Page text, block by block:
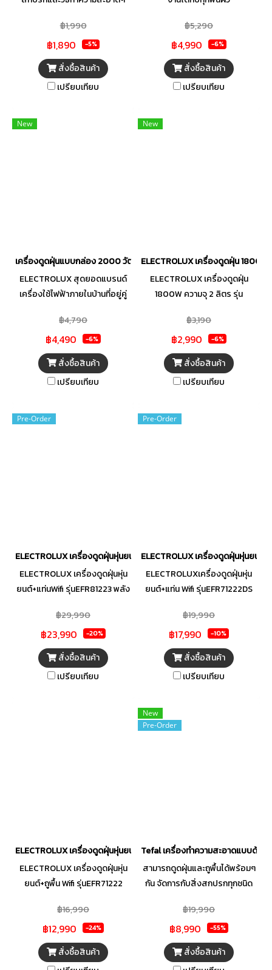
แรงดูดที่ต่อเนื่อง ที่สุดแห่ง
นวัตกรรมเพื่อบ้านสะอาดอย่าง
แท้จริง
฿1,990
฿1,890 -5%
สั่งซื้อสินค้า
เปรียบเทียบ
฿5,290
฿4,990 -6%
สั่งซื้อสินค้า
เปรียบเทียบ
New
เครื่องดูดฝุ่นแบบกล่อง 2000 วัตต์ 2 ลิตร รุ่น EFC52614
ELECTROLUX สุดยอดแบรนด์
เครื่องใช้ไฟฟ้าภายในบ้านที่อยู่คู่
รวบรวมเครื่องใช้ไฟฟ้ามากมายไม่
ว่าจะเป็น เตาแก๊ส เตาอบ
ไมโครเวฟ ตู้เย็น เครื่องล้างจาน
หรืออื่นๆอีกมากมายที่จะช่วยให้
ครัวของคุณสมบูรณ์แบบ บุญ
คุณโดยเฉพาะ
฿4,790
฿4,490 -6%
สั่งซื้อสินค้า
เปรียบเทียบ
New
ELECTROLUX เครื่องดูดฝุ่น 1800W
ELECTROLUX เครื่องดูดฝุ่น
1800W ความจุ 2 ลิตร รุ่น
วัตต์ ขนาด 2 ลิตร แผ่นกรองชั้นใน
Hygiene ช่วยดักจับอนุภาคขนาด
เล็กมาก ระบบกรองฝุ่น 5 ขั้นตอน
ช่วยดักจับฝุ่นผง เพื่อบรรยากาศ
ภายในบ้านที่แสนสะอาด มีระบบ
ทำงานหนัก ให้อายุการใช้งานที่
฿3,190
฿2,990 -6%
สั่งซื้อสินค้า
เปรียบเทียบ
Pre-Order
ELECTROLUX เครื่องดูดฝุ่นหุ่นยนต์+แท่นWifi รุ่น EFR81223
ELECTROLUX เครื่องดูดฝุ่นหุ่น
ยนต์+แท่นWifi รุ่นEFR81223 พลัง
ชาร์จ กำลังไฟ 650 วัตต์ ความจุ
ขนาด 4,800mAh สามารทำงาน
สูงสุด 208 นาที ม็อบถูพื้นแบบ
หมุน 180 rpm พร้อมแขนยืดขยาย
฿29,990
฿23,990 -20%
สั่งซื้อสินค้า
เปรียบเทียบ
Pre-Order
ELECTROLUX เครื่องดูดฝุ่นหุ่นยนต์+
ELECTROLUXเครื่องดูดฝุ่นหุ่น
ยนต์+แท่น Wifi รุ่นEFR71222DS
ฝุ่นละเอียดและฝุ่นผงขนาดใหญ่?
ทำความสะอาดพื้น ได้หมดจดด้วย
หัวม็อบติดตั้งในตัวเครื่อง Lidar
แผนที่ทำความสะอาด ครอบคลุม
ทั่วถึงทุกซอกมุม รองรับ Wi-Fi 2.4
฿19,990
฿17,990 -10%
สั่งซื้อสินค้า
เปรียบเทียบ
ELECTROLUX เครื่องดูดฝุ่นหุ่นยนต์+ถูพื้น Wifi รุ่น EFR71222
ELECTROLUX เครื่องดูดฝุ่นหุ่น
ยนต์+ถูพื้น Wifi รุ่นEFR71222
ฝุ่นละเอียดและฝุ่นผงขนาดใหญ่
ทำความสะอาดพื้น ได้หมดจดด้วย
หัวม็อบติดตั้งในตัวเครื่อง Lidar
แผนที่ทำความสะอาด ครอบคลุม
฿16,990
฿12,990 -24%
สั่งซื้อสินค้า
New
Pre-Order
Tefal เครื่องทำความสะอาดแบบด้าม
สามารถดูดฝุ่นและถูพื้นได้พร้อมๆ
กัน จัดการกับสิ่งสกปรกทุกชนิด
เวลาในการทำความสะอาด ดูดฝุ่น
และถูพื้นด้วยโหมด ECO และ MAX
พร้อมระบบการทำงานที่ใช้น้ำ
สะอาดในทุกครั้ง โดยใช้น้ำสะอาด
฿19,990
฿8,990 -55%
สั่งซื้อสินค้า